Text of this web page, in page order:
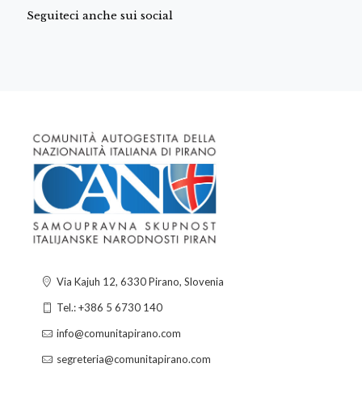
Seguiteci anche sui social
Via Kajuh 12, 6330 Pirano, Slovenia
Tel.: +386 5 6730 140
info@comunitapirano.com
segreteria@comunitapirano.com